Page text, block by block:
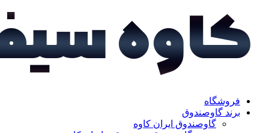
فروشگاه
برند گاوصندوق
گاوصندوق ایران کاوه